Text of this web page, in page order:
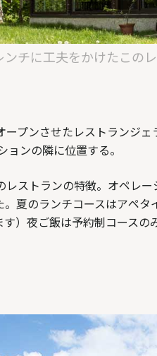
ンチに工夫をかけたこの
プンさせたレストランジ
ンの隣に位置する。
ストランの特徴。オペレ
夏のランチコースはアペ
）夜ご飯は予約制コースの